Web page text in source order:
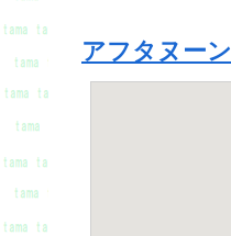
アフタヌー